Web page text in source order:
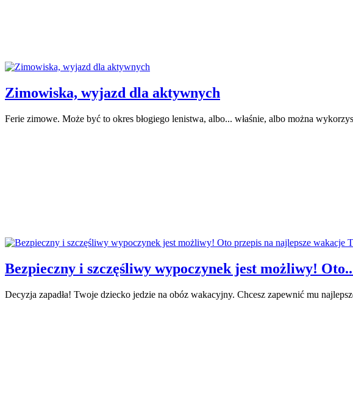
Zimowiska, wyjazd dla aktywnych
Ferie zimowe. Może być to okres błogiego lenistwa, albo... właśnie, albo można
Bezpieczny i szczęśliwy wypoczynek jest możliwy!
Decyzja zapadła! Twoje dziecko jedzie na obóz wakacyjny. Chcesz zapewnić mu